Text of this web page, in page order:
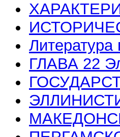
Литература
ГЛАВА 22